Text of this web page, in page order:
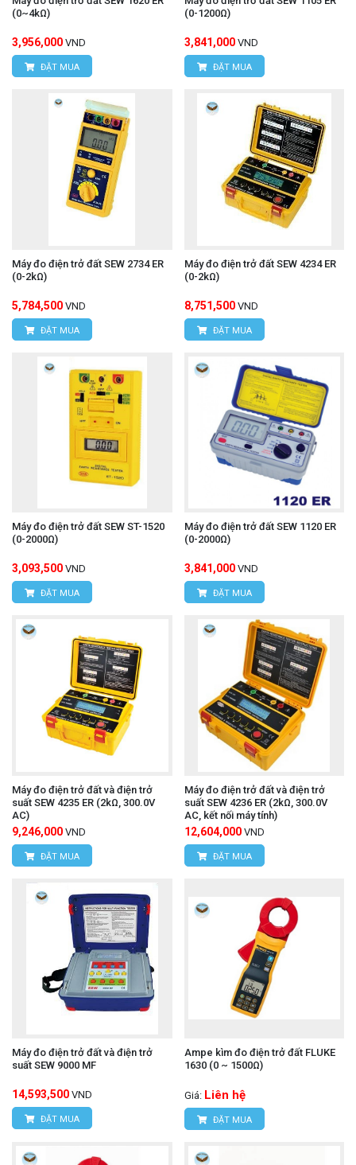
(0~4kΩ)
3,956,000 VND
ĐẶT MUA
(0-1200Ω)
3,841,000 VND
ĐẶT MUA
Máy đo điện trở đất SEW 2734 ER
(0-2kΩ)
5,784,500 VND
ĐẶT MUA
Máy đo điện trở đất SEW 4234 ER
(0-2kΩ)
8,751,500 VND
ĐẶT MUA
Máy đo điện trở đất SEW ST-1520
(0-2000Ω)
3,093,500 VND
ĐẶT MUA
Máy đo điện trở đất SEW 1120 ER
(0-2000Ω)
3,841,000 VND
ĐẶT MUA
Máy đo điện trở đất và điện trở
suất SEW 4235 ER (2kΩ, 300.0V
AC)
9,246,000 VND
ĐẶT MUA
Máy đo điện trở đất và điện trở
suất SEW 4236 ER (2kΩ, 300.0V
AC, kết nối máy tính)
12,604,000 VND
ĐẶT MUA
Máy đo điện trở đất và điện trở
suất SEW 9000 MF
14,593,500 VND
ĐẶT MUA
Ampe kìm đo điện trở đất FLUKE
1630 (0 ~ 1500Ω)
Giá: Liên hệ
ĐẶT MUA